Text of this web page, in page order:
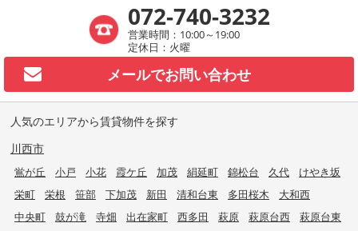
072-740-3232
営業時間：10:00～19:00
定休日：火曜
メールでお問い合わせ
人気のエリアから賃貸物件を探す
川西市
鴬が丘 小戸 小花 霞ケ丘 加茂 絹延町 錦松台 久代
けやき坂
栄町
栄根 笹部 下加茂 新田 清和台東 多田桜木
大和西
中央町
鼓が滝 寺畑 出在家町 西多田 萩原 萩原台西
萩原台東